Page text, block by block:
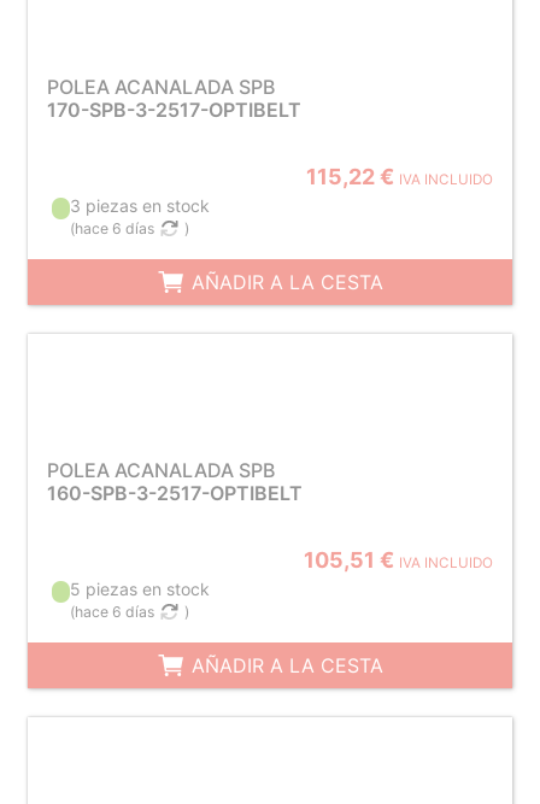
POLEA ACANALADA SPB
170-SPB-3-2517-OPTIBELT
115,22 € IVA INCLUIDO
3 piezas en stock
(hace 6 días )
AÑADIR A LA CESTA
POLEA ACANALADA SPB
160-SPB-3-2517-OPTIBELT
105,51 € IVA INCLUIDO
5 piezas en stock
(hace 6 días )
AÑADIR A LA CESTA